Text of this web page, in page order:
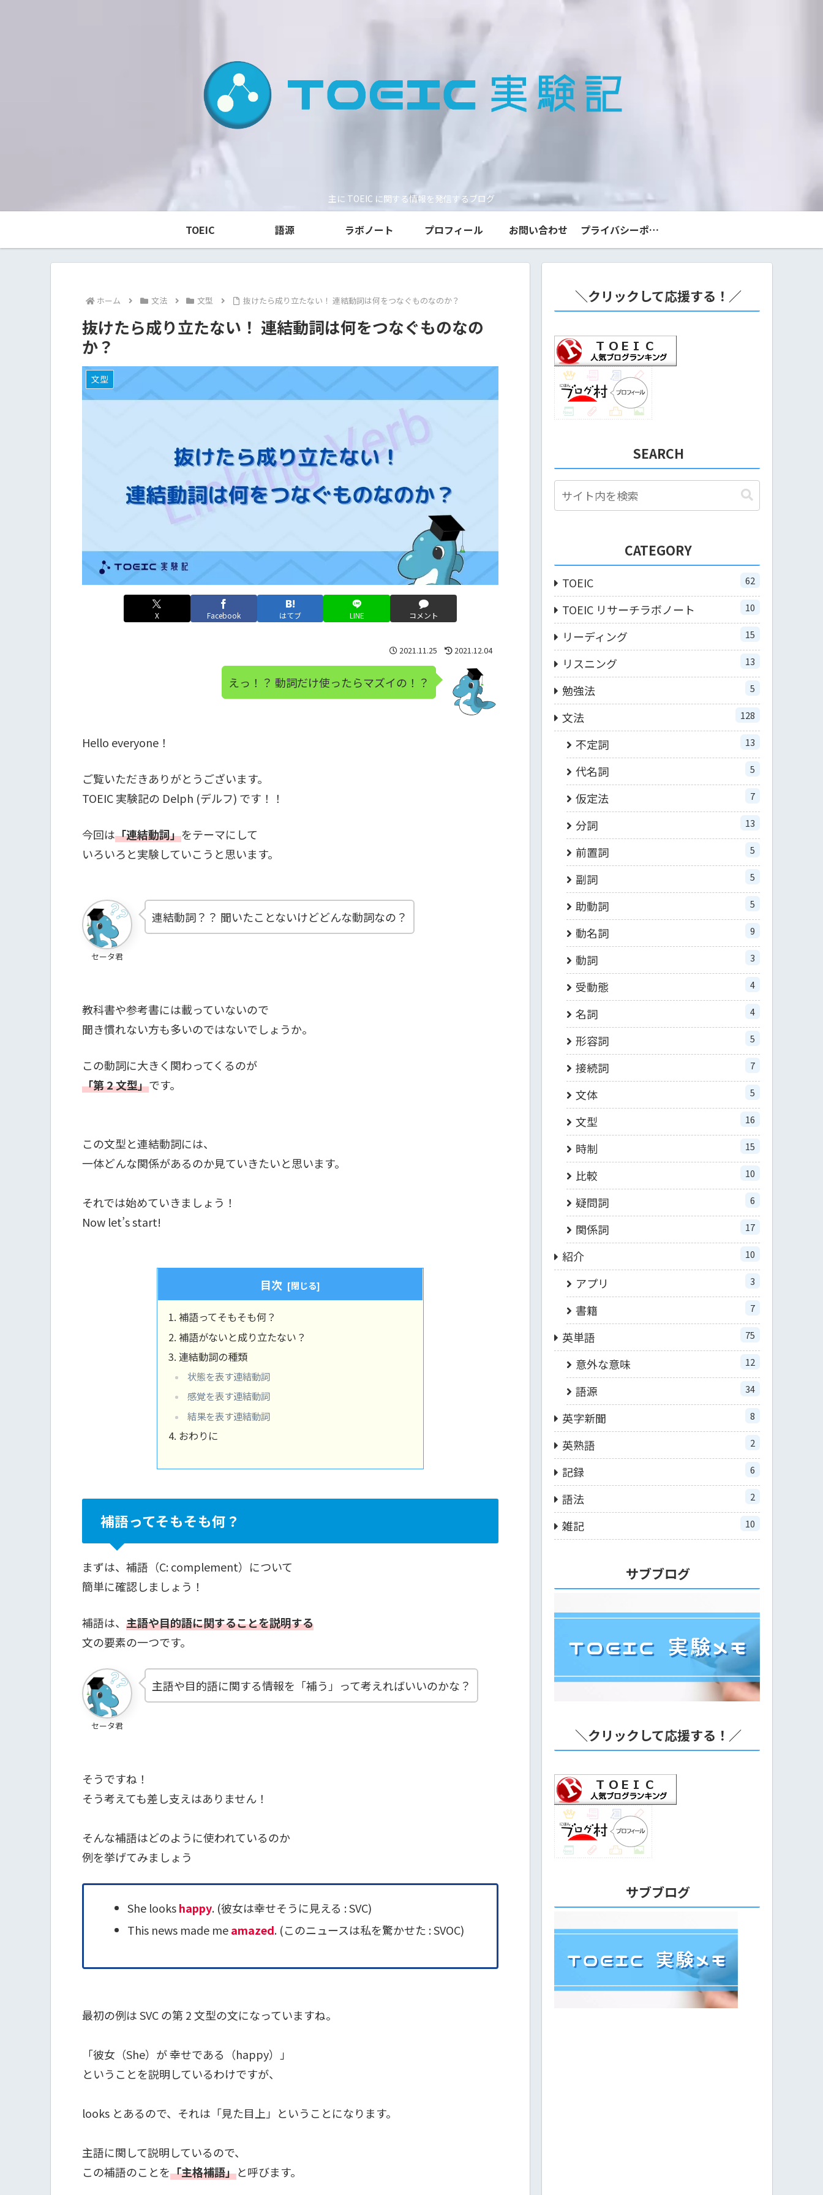
主に TOEIC に関する情報を発信するブログ
TOEIC 語源 ラボノート プロフィール お問い合わせ プライバシーポリシー
ホーム 文法 文型 抜けたら成り立たない！ 連結動詞は何をつなぐものなのか？
抜けたら成り立たない！ 連結動詞は何をつなぐものなの
か？
文型
X Facebook はてブ LINE コメント
2021.11.25 2021.12.04
えっ！？ 動詞だけ使ったらマズイの！？
Hello everyone！
ご覧いただきありがとうございます。
TOEIC 実験記の Delph (デルフ) です！！
今回は「連結動詞」をテーマにして
いろいろと実験していこうと思います。
セータ君
連結動詞？？ 聞いたことないけどどんな動詞なの？
教科書や参考書には載っていないので
聞き慣れない方も多いのではないでしょうか。
この動詞に大きく関わってくるのが
「第 2 文型」です。
この文型と連結動詞には、
一体どんな関係があるのか見ていきたいと思います。
それでは始めていきましょう！
Now let’s start!
目次
補語ってそもそも何？
補語がないと成り立たない？
連結動詞の種類
状態を表す連結動詞
感覚を表す連結動詞
結果を表す連結動詞
おわりに
補語ってそもそも何？
まずは、補語（C: complement）について
簡単に確認しましょう！
補語は、 主語や目的語に関することを説明する
文の要素の一つです。
セータ君
主語や目的語に関する情報を「補う」って考えればいいのかな？
そうですね！
そう考えても差し支えはありません！
そんな補語はどのように使われているのか
例を挙げてみましょう
She lookshappy. (彼女は幸せそうに見える : SVC)
This news made meamazed. (このニュースは私を驚かせた : SVOC)
最初の例は SVC の第 2 文型の文になっていますね。
「彼女（She）が 幸せである（happy）」
ということを説明しているわけですが、
looks とあるので、それは「見た目上」ということになります。
主語に関して説明しているので、
この補語のことを「主格補語」と呼びます。
＼クリックして応援する！／
SEARCH
CATEGORY
TOEIC 62
TOEIC リサーチラボノート 10
リーディング 15
リスニング 13
勉強法 5
文法 128
不定詞 13
代名詞 5
仮定法 7
分詞 13
前置詞 5
副詞 5
助動詞 5
動名詞 9
動詞 3
受動態 4
名詞 4
形容詞 5
接続詞 7
文体 5
文型 16
時制 15
比較 10
疑問詞 6
関係詞 17
紹介 10
アプリ 3
書籍 7
英単語 75
意外な意味 12
語源 34
英字新聞 8
英熟語 2
記録 6
語法 2
雑記 10
サブブログ
＼クリックして応援する！／
サブブログ